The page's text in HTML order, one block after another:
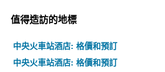
值得造訪的地標
中央火車站酒店: 格價和預訂
中央火車站酒店: 格價和預訂